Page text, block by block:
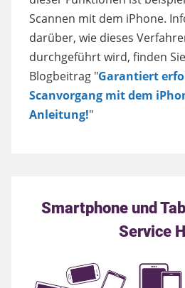
Scannen mit dem iPhone.
darüber, wie dieses
durchgeführt wird, finden
Blogbeitrag "Garantiert
Scanvorgang mit dem
Anleitung!"
Smartphone und
Service